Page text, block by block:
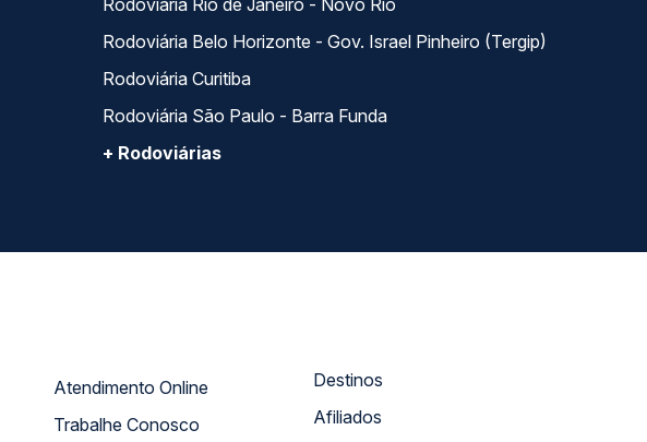
Rodoviária Rio de Janeiro - Novo Rio
Rodoviária Belo Horizonte - Gov. Israel Pinheiro (Tergip)
Rodoviária Curitiba
Rodoviária São Paulo - Barra Funda
+ Rodoviárias
Atendimento Online
Trabalhe Conosco
Destinos
Afiliados